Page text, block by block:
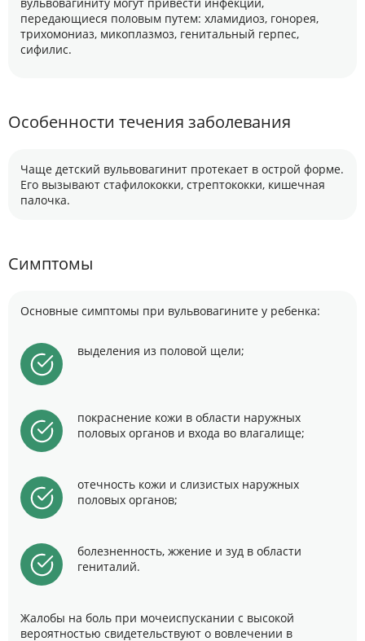
передающиеся половым путем: хламидиоз, гонорея,
трихомониаз, микоплазмоз, генитальный герпес,
сифилис.
Особенности течения заболевания
Чаще детский вульвовагинит протекает в острой форме.
Его вызывают стафилококки, стрептококки, кишечная
палочка.
Симптомы
Основные симптомы при вульвовагините у ребенка:
выделения из половой щели;
покраснение кожи в области наружных
половых органов и входа во влагалище;
отечность кожи и слизистых наружных
половых органов;
болезненность, жжение и зуд в области
гениталий.
Жалобы на боль при мочеиспускании с высокой
вероятностью свидетельствуют о вовлечении в